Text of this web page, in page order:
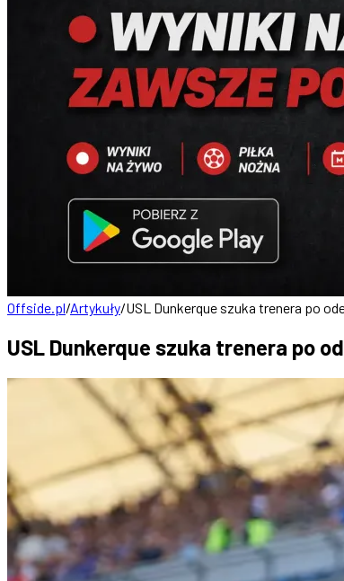
Offside.pl/Artykuły/USL Dunkerque szuka trenera po
USL Dunkerque szuka trenera po